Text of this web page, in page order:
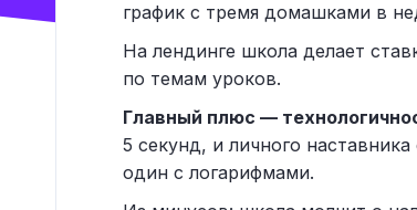
график с тремя домашками в
На лендинге школа делает
по темам уроков.
Главный плюс —
5 секунд, и личного
один с логарифмами.